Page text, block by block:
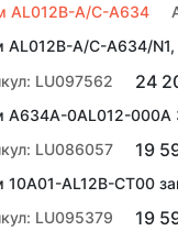
AL012B-A/C-A634
AL012B-A/C-A634/
LU097562
24
A634A-0AL012-000A
LU086057
19
10A01-AL12B-CT00
LU095379
19